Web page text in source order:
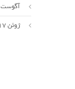
آگوست 2023
ژوئن 2017